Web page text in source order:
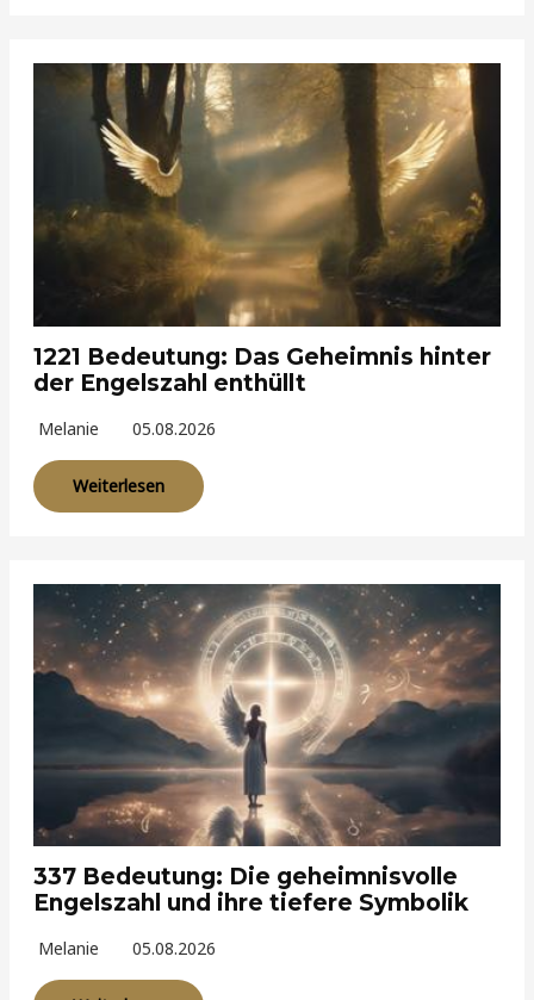
1221 Bedeutung: Das Geheimnis hinter
der Engelszahl enthüllt
Melanie 05.08.2026
Weiterlesen
337 Bedeutung: Die geheimnisvolle
Engelszahl und ihre tiefere Symbolik
Melanie 05.08.2026